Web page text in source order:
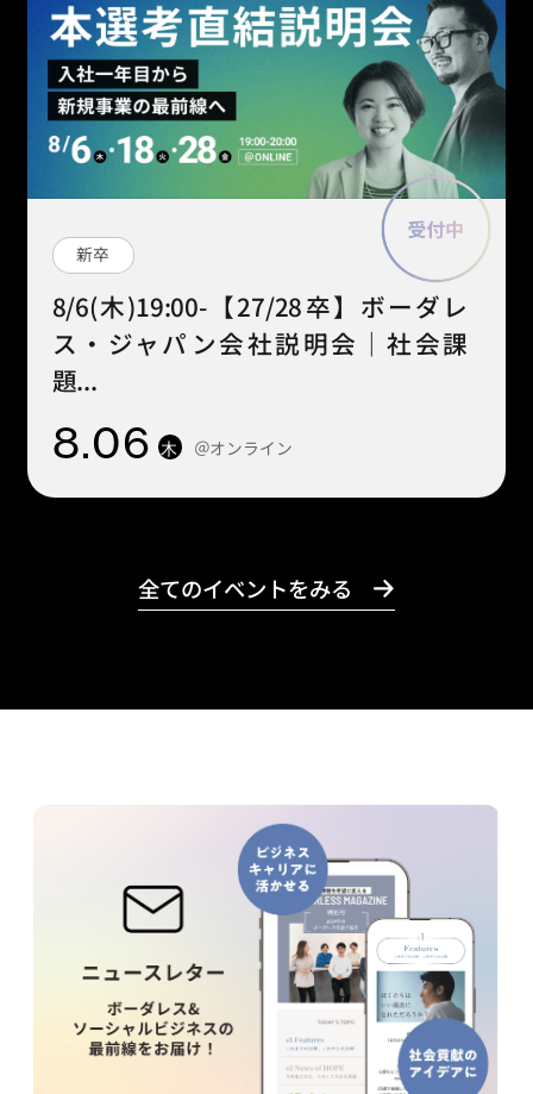
新卒
8/6(木)19:00-【27/28卒】ボーダレ
ス・ジャパン会社説明会｜社会課
題...
8.06 木 ＠オンライン
全てのイベントをみる